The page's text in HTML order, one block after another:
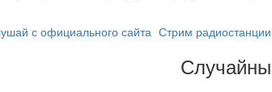
с официального сайта Стрим